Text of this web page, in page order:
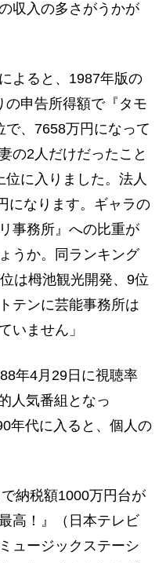
収入の多さがうかが
よると、1987年版の
申告所得額で『タモ
で、7658万円になって
の2人だけだったこと
位に入りました。法人
になります。ギャラの
事務所』への比重が
うか。同ランキング
は栂池観光開発、9位
テンに芸能事務所は
いません」
年4月29日に視聴率
人気番組となっ
年代に入ると、個人の
納税額1000万円台が
高！』（日本テレビ
ュージックステーシ